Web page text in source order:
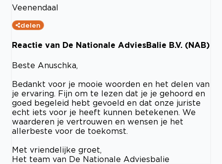
Veenendaal
delen
Reactie van De Nationale AdviesBalie B.V. (NAB)
Beste Anuschka,
Bedankt voor je mooie woorden en het delen van
je ervaring. Fijn om te lezen dat je je gehoord en
goed begeleid hebt gevoeld en dat onze juriste
echt iets voor je heeft kunnen betekenen. We
waarderen je vertrouwen en wensen je het
allerbeste voor de toekomst.
Met vriendelijke groet,
Het team van De Nationale Adviesbalie